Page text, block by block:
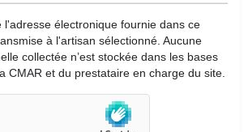
l'adresse électronique fournie dans ce
à l'artisan sélectionné. Aucune
collectée n’est stockée dans les bases
CMAR et du prestataire en charge du site.